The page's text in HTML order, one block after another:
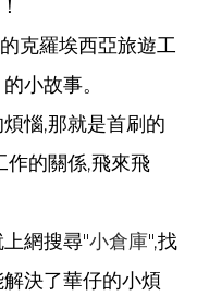
克羅埃西亞旅遊工
小故事。
惱,那就是首刷的
作的關係,飛來飛
網搜尋"小倉庫",找
決了華仔的小煩